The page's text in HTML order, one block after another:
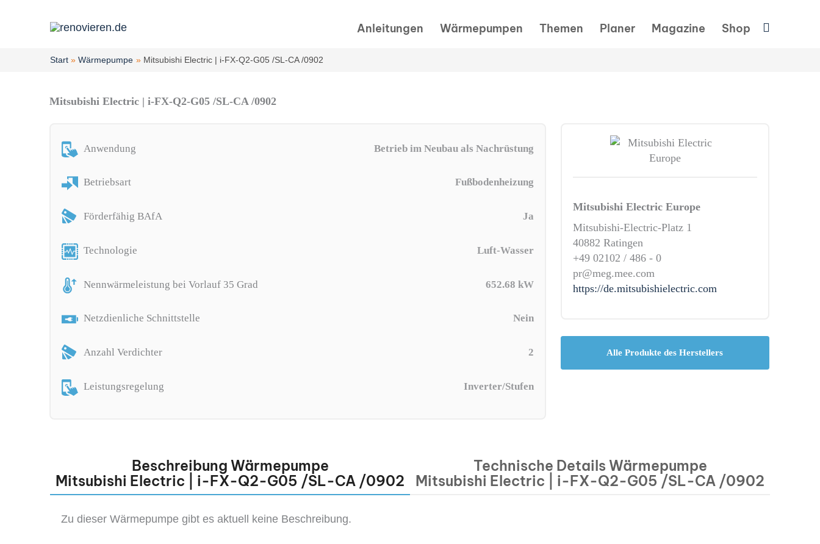
Anleitungen Wärmepumpen Themen Planer Magazine Shop Suchen
Start Wärmepumpe Mitsubishi Electric | i-FX-Q2-G05 /SL-CA /0902
Mitsubishi Electric | i-FX-Q2-G05 /SL-CA /0902
Anwendung Betrieb im Neubau als Nachrüstung
Betriebsart Fußbodenheizung
Förderfähig BAfA Ja
Technologie Luft-Wasser
Nennwärmeleistung bei Vorlauf 35 Grad 652.68 kW
Netzdienliche Schnittstelle Nein
Anzahl Verdichter 2
Leistungsregelung Inverter/Stufen
Mitsubishi Electric Europe
Mitsubishi-Electric-Platz 1
40882 Ratingen
+49 02102 / 486 - 0
pr@meg.mee.com
https://de.mitsubishielectric.com
Alle Produkte des Herstellers
Beschreibung Wärmepumpe
Mitsubishi Electric | i-FX-Q2-G05 /SL-CA /0902
Technische Details Wärmepumpe
Mitsubishi Electric | i-FX-Q2-G05 /SL-CA /0902
Zu dieser Wärmepumpe gibt es aktuell keine Beschreibung.